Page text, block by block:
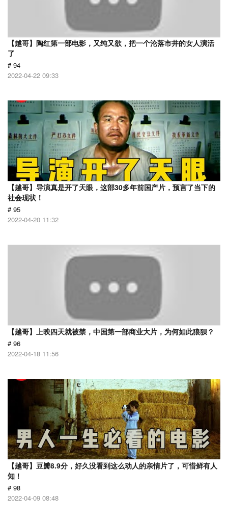
【越哥】陶红第一部电影，又纯又欲，把一个沦落市井的女人演活
了
# 94
2022-04-22 09:33
【越哥】导演真是开了天眼，这部30多年前国产片，预言了当下的
社会现状！
# 95
2022-04-20 11:32
【越哥】上映四天就被禁，中国第一部商业大片，为何如此狼狈？
# 96
2022-04-18 11:56
【越哥】豆瓣8.9分，好久没看到这么动人的亲情片了，可惜鲜有人
知！
# 98
2022-04-09 08:48